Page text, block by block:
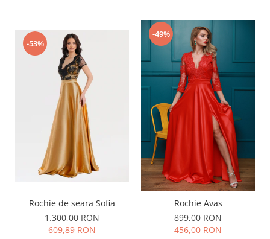
-53%
Rochie de seara Sofia
1.300,00 RON
609,89 RON
-49%
Rochie Avas
899,00 RON
456,00 RON